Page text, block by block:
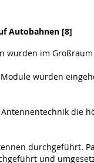
Autobahnen [8]
wurden im
wurden
die
durchgeführt.
und